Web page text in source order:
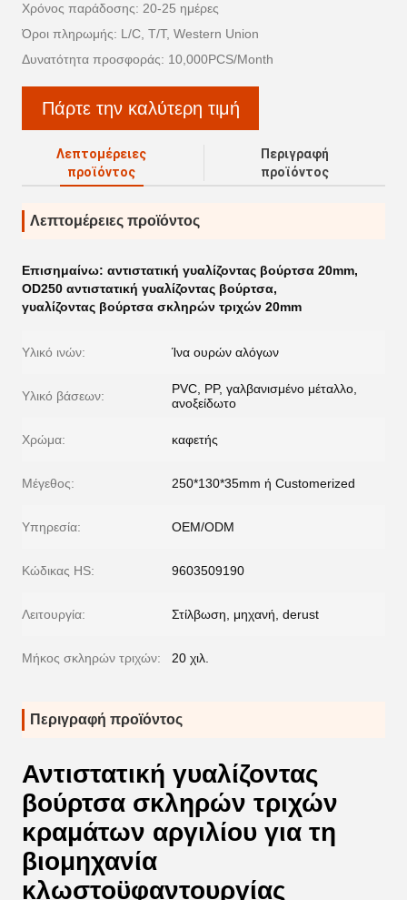
Χρόνος παράδοσης: 20-25 ημέρες
Όροι πληρωμής: L/C, T/T, Western Union
Δυνατότητα προσφοράς: 10,000PCS/Month
Πάρτε την καλύτερη τιμή
Λεπτομέρειες
προϊόντος
Περιγραφή
προϊόντος
Λεπτομέρειες προϊόντος
Επισημαίνω: αντιστατική γυαλίζοντας βούρτσα 20mm,
OD250 αντιστατική γυαλίζοντας βούρτσα,
γυαλίζοντας βούρτσα σκληρών τριχών 20mm
Υλικό ινών: Ίνα ουρών αλόγων
Υλικό βάσεων:
PVC, PP, γαλβανισμένο μέταλλο,
ανοξείδωτο
Χρώμα: καφετής
Μέγεθος: 250*130*35mm ή Customerized
Υπηρεσία: OEM/ODM
Κώδικας HS: 9603509190
Λειτουργία: Στίλβωση, μηχανή, derust
Μήκος σκληρών τριχών: 20 χιλ.
Περιγραφή προϊόντος
Αντιστατική γυαλίζοντας
βούρτσα σκληρών τριχών
κραμάτων αργιλίου για τη
βιομηχανία
κλωστοϋφαντουργίας